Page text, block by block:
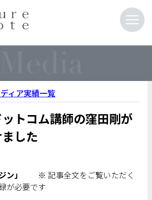
ィア実績一覧
トコム講師の窪田剛が
した
ン」
※ 記事全文をご覧いただく
が必要です